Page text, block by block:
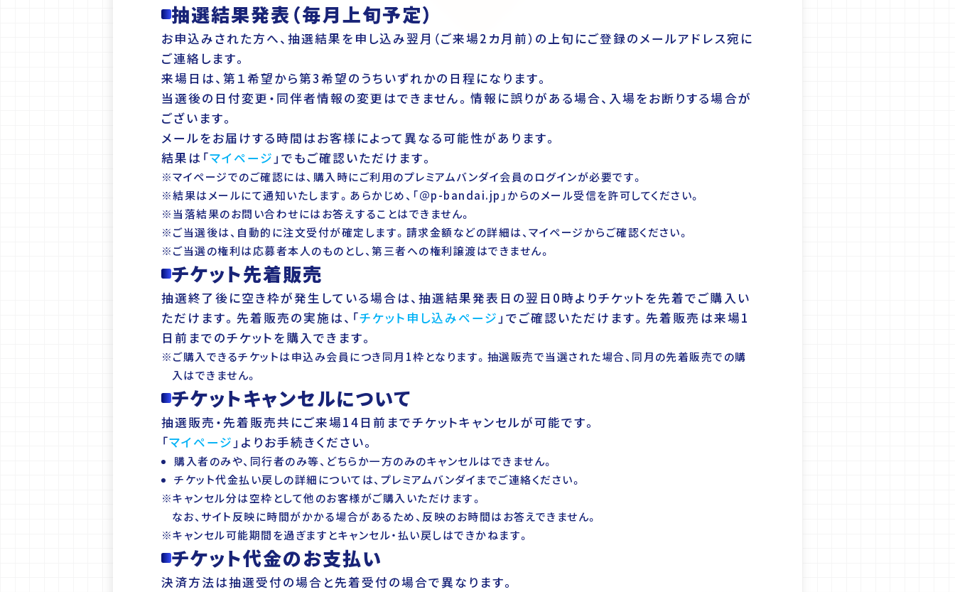
抽選結果発表（毎月上旬予定）
お申込みされた方へ、抽選結果を申し込み翌月（ご来場2カ月前）の上旬にご登録のメールアドレス宛に
ご連絡します。
来場日は、第１希望から第3希望のうちいずれかの日程になります。
当選後の日付変更・同伴者情報の変更はできません。情報に誤りがある場合、入場をお断りする場合が
ございます。
メールをお届けする時間はお客様によって異なる可能性があります。
結果は「マイページ 」でもご確認いただけます。
※マイページでのご確認には、購入時にご利用のプレミアムバンダイ会員のログインが必要です。
※結果はメールにて通知いたします。あらかじめ、「＠p-bandai.jp」からのメール受信を許可してください。
※当落結果のお問い合わせにはお答えすることはできません。
※ご当選後は、自動的に注文受付が確定します。請求金額などの詳細は、マイページからご確認ください。
※ご当選の権利は応募者本人のものとし、第三者への権利譲渡はできません。
チケット先着販売
抽選終了後に空き枠が発生している場合は、抽選結果発表日の翌日0時よりチケットを先着でご購入い
ただけます。先着販売の実施は、「チケット申し込みページ 」でご確認いただけます。先着販売は来場1
日前までのチケットを購入できます。
※ご購入できるチケットは申込み会員につき同月1枠となります。抽選販売で当選された場合、同月の先着販売での購
入はできません。
チケットキャンセルについて
抽選販売・先着販売共にご来場14日前までチケットキャンセルが可能です。
「マイページ 」よりお手続きください。
購入者のみや、同行者のみ等、どちらか一方のみのキャンセルはできません。
チケット代金払い戻しの詳細については、プレミアムバンダイまでご連絡ください。
※キャンセル分は空枠として他のお客様がご購入いただけます。
なお、サイト反映に時間がかかる場合があるため、反映のお時間はお答えできません。
※キャンセル可能期間を過ぎますとキャンセル・払い戻しはできかねます。
チケット代金のお支払い
決済方法は抽選受付の場合と先着受付の場合で異なります。